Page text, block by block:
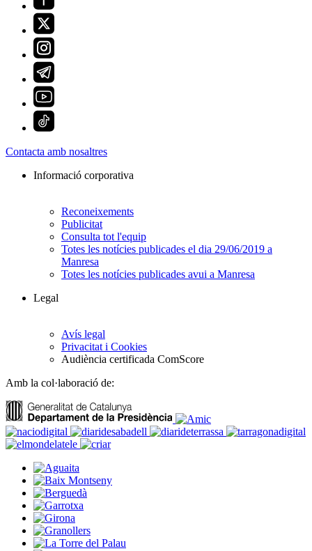
Contacta amb nosaltres
Informació corporativa
Reconeixements
Publicitat
Consulta tot l'equip
Totes les notícies publicades el dia 29/06/2019 a
Manresa
Totes les notícies publicades avui a Manresa
Legal
Avís legal
Privacitat i Cookies
Audiència certificada ComScore
Amb la col·laboració de: